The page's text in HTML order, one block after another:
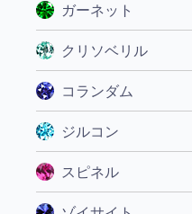
ガーネット
クリソベリル
コランダム
ジルコン
スピネル